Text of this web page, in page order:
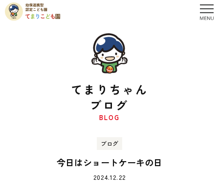
てまりちゃん
ブログ
BLOG
ブログ
今日はショートケーキの日
2024.12.22